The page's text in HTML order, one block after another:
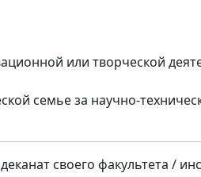
или творческой
семье за научно-
своего факультета /